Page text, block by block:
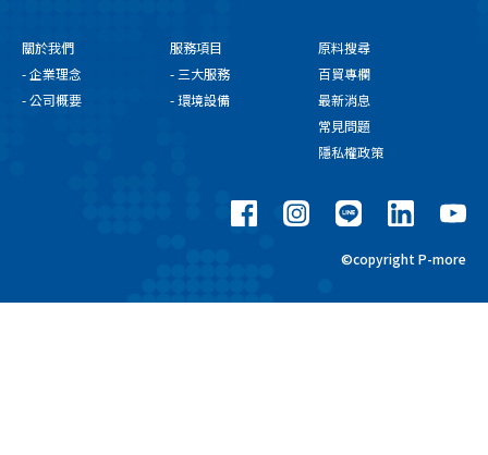
關於我們
- 企業理念
- 公司概要
服務項目
- 三大服務
- 環境設備
原料搜尋
百貿專欄
最新消息
常見問題
隱私權政策
©copyright P-more